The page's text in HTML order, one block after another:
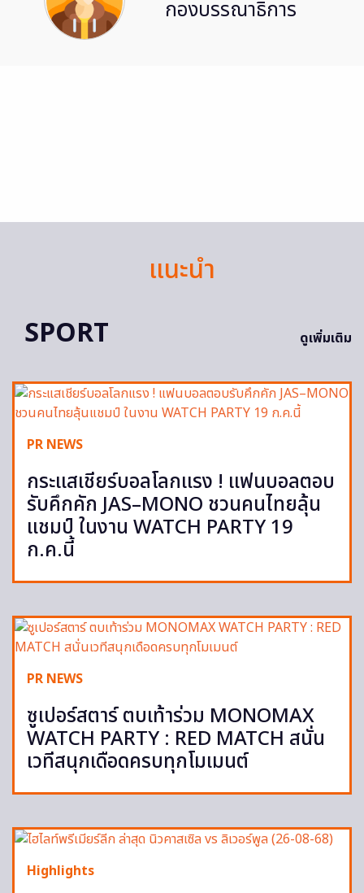
กองบรรณาธิการ
แนะนำ
SPORT
ดูเพิ่มเติม
PR NEWS
กระแสเชียร์บอลโลกแรง ! แฟนบอลตอบ
รับคึกคัก JAS–MONO ชวนคนไทยลุ้น
แชมป์ ในงาน WATCH PARTY 19
ก.ค.นี้
PR NEWS
ซูเปอร์สตาร์ ตบเท้าร่วม MONOMAX
WATCH PARTY : RED MATCH สนั่น
เวทีสนุกเดือดครบทุกโมเมนต์
Highlights